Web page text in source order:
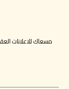
مسعاك للاعلانات